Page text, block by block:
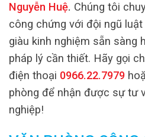
Nguyễn Huệ. Chúng tôi
công chứng với đội ngũ
giàu kinh nghiệm sẵn sàng
pháp lý cần thiết. Hãy gọi
điện thoại 0966.22.7979
phòng để nhận được sự tư
nghiệp!